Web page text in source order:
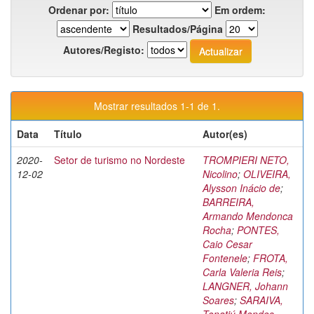
Ordenar por:
Em ordem:
Resultados/Página
Autores/Registo:
Mostrar resultados 1-1 de 1.
Data
Título
Autor(es)
2020-
12-02
Setor de turismo no Nordeste
TROMPIERI NETO,
Nicolino; OLIVEIRA,
Alysson Inácio de;
BARREIRA,
Armando Mendonca
Rocha; PONTES,
Caio Cesar
Fontenele; FROTA,
Carla Valeria Reis;
LANGNER, Johann
Soares; SARAIVA,